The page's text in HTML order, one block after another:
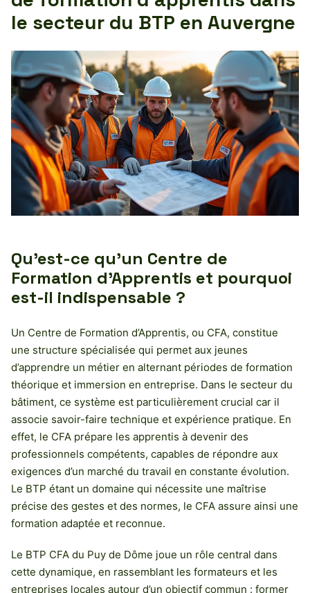
le secteur du BTP en Auvergne
Qu’est-ce qu’un Centre de
Formation d’Apprentis et pourquoi
est-il indispensable ?
Un Centre de Formation d’Apprentis, ou CFA, constitue
une structure spécialisée qui permet aux jeunes
d’apprendre un métier en alternant périodes de formation
théorique et immersion en entreprise. Dans le secteur du
bâtiment, ce système est particulièrement crucial car il
associe savoir-faire technique et expérience pratique. En
effet, le CFA prépare les apprentis à devenir des
professionnels compétents, capables de répondre aux
exigences d’un marché du travail en constante évolution.
Le BTP étant un domaine qui nécessite une maîtrise
précise des gestes et des normes, le CFA assure ainsi une
formation adaptée et reconnue.
Le BTP CFA du Puy de Dôme joue un rôle central dans
cette dynamique, en rassemblant les formateurs et les
entreprises locales autour d’un objectif commun : former